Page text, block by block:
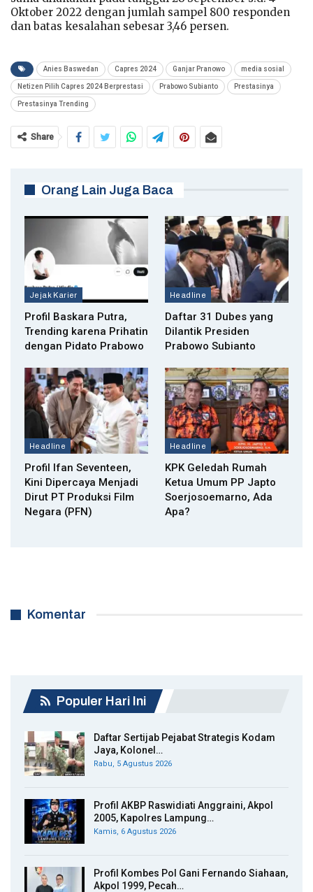
Oktober 2022 dengan jumlah sampel 800 responden
dan batas kesalahan sebesar 3,46 persen.
Anies Baswedan Capres 2024 Ganjar Pranowo media sosial
Netizen Pilih Capres 2024 Berprestasi Prabowo Subianto Prestasinya
Prestasinya Trending
Share
Orang Lain Juga Baca
Jejak Karier
Profil Baskara Putra,
Trending karena Prihatin
dengan Pidato Prabowo
Headline
Daftar 31 Dubes yang
Dilantik Presiden
Prabowo Subianto
Headline
Profil Ifan Seventeen,
Kini Dipercaya Menjadi
Dirut PT Produksi Film
Negara (PFN)
Headline
KPK Geledah Rumah
Ketua Umum PP Japto
Soerjosoemarno, Ada
Apa?
Komentar
Populer Hari Ini
Daftar Sertijab Pejabat Strategis Kodam
Jaya, Kolonel…
Rabu, 5 Agustus 2026
Profil AKBP Raswidiati Anggraini, Akpol
2005, Kapolres Lampung…
Kamis, 6 Agustus 2026
Profil Kombes Pol Gani Fernando Siahaan,
Akpol 1999, Pecah…